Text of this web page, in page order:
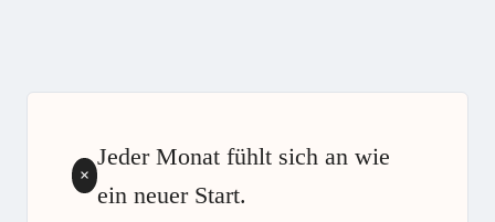
×
Jeder Monat fühlt sich an wie
ein neuer Start.